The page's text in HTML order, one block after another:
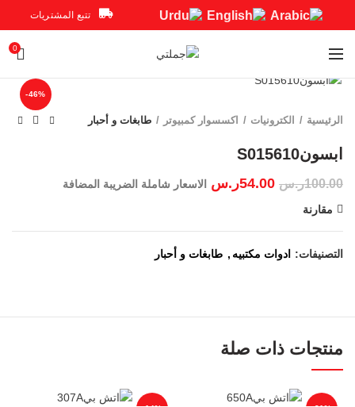
تتبع المشتريات
0
-46%
الرئيسية الكترونيات اكسسوار كمبيوتر طابغات و أحبار
100.00ر.س 54.00ر.س
الاسعار شاملة الضريبة المضافة
مقارنة
التصنيفات: ادوات مكتبيه , طابغات و أحبار
منتجات ذات صلة